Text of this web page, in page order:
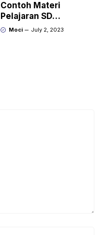
Contoh Materi
Pelajaran SD
Mengenal Angka dan
Moci July 2, 2023